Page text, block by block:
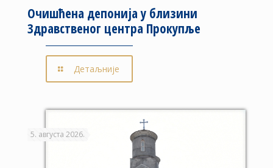
Очишћена депонија у близини
Здравственог центра Прокупље
Детаљније
5. августа 2026.